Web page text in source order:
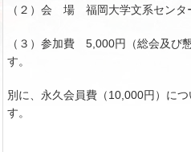
（２）会 場 福岡大学文系セン
（３）参加費 5,000円（総会及び
す。
別に、永久会員費（10,000円）に
す。